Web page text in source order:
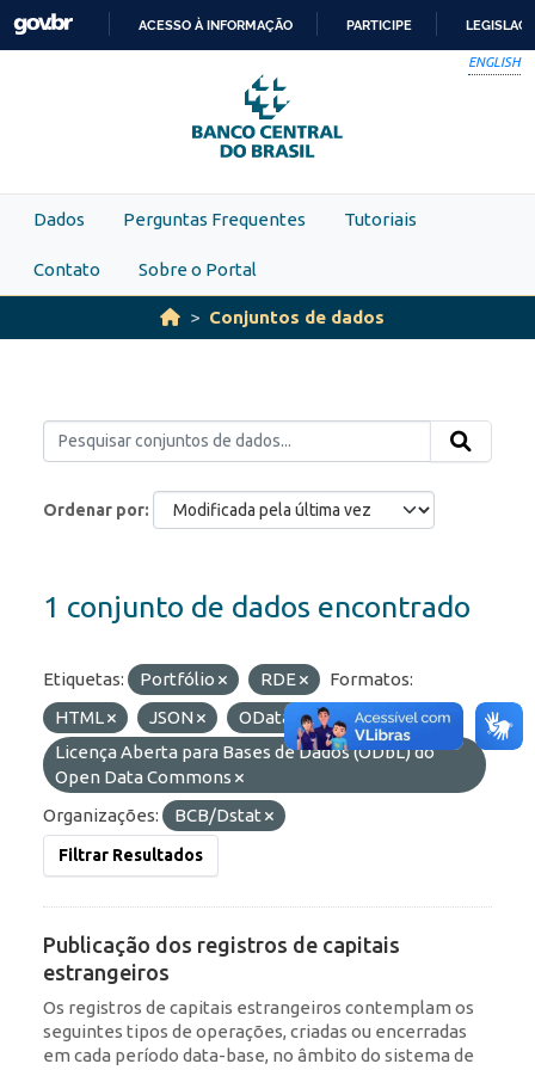
Skip to main content
PARA
O
CONTEÚDO
ACESSO À INFORMAÇÃO PARTICIPE
ENGLISH
Dados Perguntas Frequentes Tutoriais
Contato Sobre o Portal
Conjuntos de dados
Ordenar por
1 conjunto de dados encontrado
Etiquetas: Portfólio RDE
Formatos:
HTML
JSON OData
Licenças:
Licença Aberta para Bases de Dados (ODbL) do
Open Data Commons
Organizações:
BCB/Dstat
Filtrar Resultados
Publicação dos registros de capitais
estrangeiros
Os registros de capitais estrangeiros contemplam os
seguintes tipos de operações, criadas ou encerradas
em cada período data-base, no âmbito do sistema de